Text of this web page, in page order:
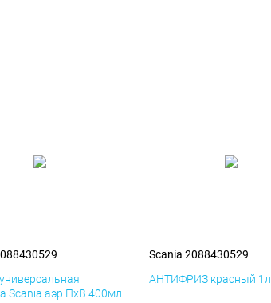
Scania аэр ПхВ 400мл
Scania 2088430529
АНТИФРИЗ красный 1л.